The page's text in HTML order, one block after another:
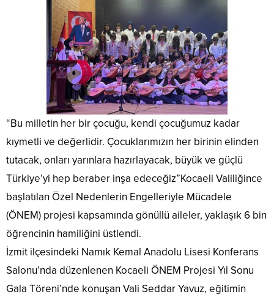
“Bu milletin her bir çocuğu, kendi çocuğumuz kadar
kıymetli ve değerlidir. Çocuklarımızın her birinin elinden
tutacak, onları yarınlara hazırlayacak, büyük ve güçlü
Türkiye’yi hep beraber inşa edeceğiz”Kocaeli Valiliğince
başlatılan Özel Nedenlerin Engelleriyle Mücadele
(ÖNEM) projesi kapsamında gönüllü aileler, yaklaşık 6 bin
öğrencinin hamiliğini üstlendi.
İzmit ilçesindeki Namık Kemal Anadolu Lisesi Konferans
Salonu’nda düzenlenen Kocaeli ÖNEM Projesi Yıl Sonu
Gala Töreni’nde konuşan Vali Seddar Yavuz, eğitimin